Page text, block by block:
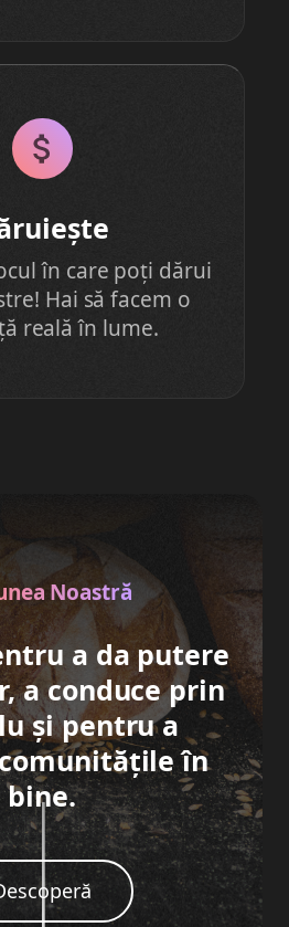
în care poți dărui
Hai să facem o
reală în lume.
Noastră
a da putere
a conduce prin
și pentru a
în
bine.